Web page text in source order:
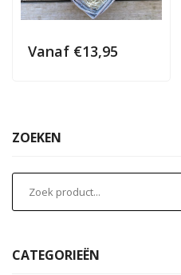
Vanaf €13,95
ZOEKEN
CATEGORIEËN